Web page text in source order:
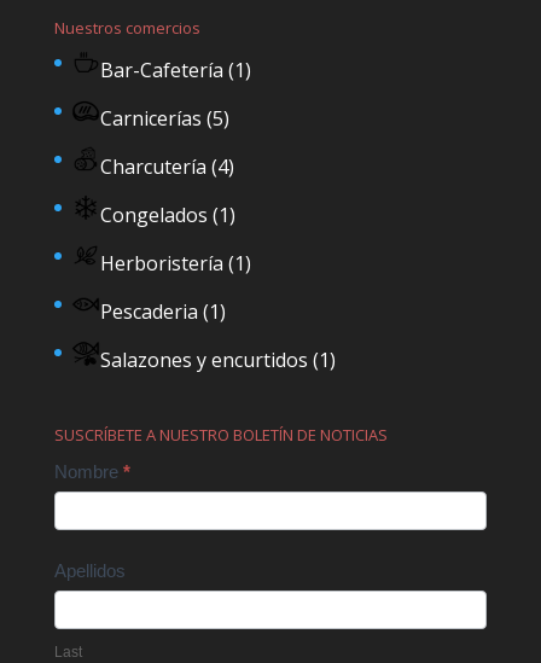
Nuestros comercios
Bar-Cafetería (1)
Carnicerías (5)
Charcutería (4)
Congelados (1)
Herboristería (1)
Pescaderia (1)
Salazones y encurtidos (1)
SUSCRÍBETE A NUESTRO BOLETÍN DE NOTICIAS
Contact
Nombre *
Apellidos
Last